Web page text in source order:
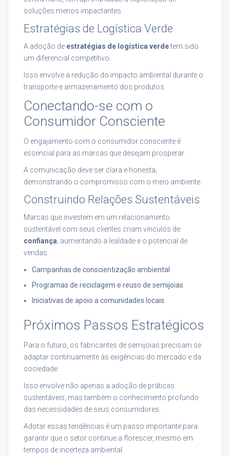
soluções menos impactantes.
Estratégias de Logística Verde
A adoção de estratégias de logística verdetem sido
um diferencial competitivo.
Isso envolve a redução do impacto ambiental durante o
transporte e armazenamento dos produtos.
Conectando-se com o
Consumidor Consciente
O engajamento com o consumidor consciente é
essencial para as marcas que desejam prosperar.
A comunicação deve ser clara e honesta,
demonstrando o compromisso com o meio ambiente.
Construindo Relações Sustentáveis
Marcas que investem em um relacionamento
sustentável com seus clientes criam vínculos de
confiança , aumentando a lealdade e o potencial de
vendas.
Campanhas de conscientização ambiental
Programas de reciclagem e reuso de semijoias
Iniciativas de apoio a comunidades locais
Próximos Passos Estratégicos
Para o futuro, os fabricantes de semijoias precisam se
adaptar continuamente às exigências do mercado e da
sociedade.
Isso envolve não apenas a adoção de práticas
sustentáveis, mas também o conhecimento profundo
das necessidades de seus consumidores.
Adotar essas tendências é um passo importante para
garantir que o setor continue a florescer, mesmo em
tempos de incerteza ambiental.